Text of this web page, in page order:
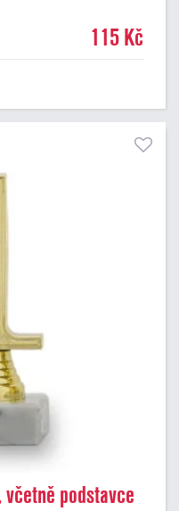
115 Kč
podstavce